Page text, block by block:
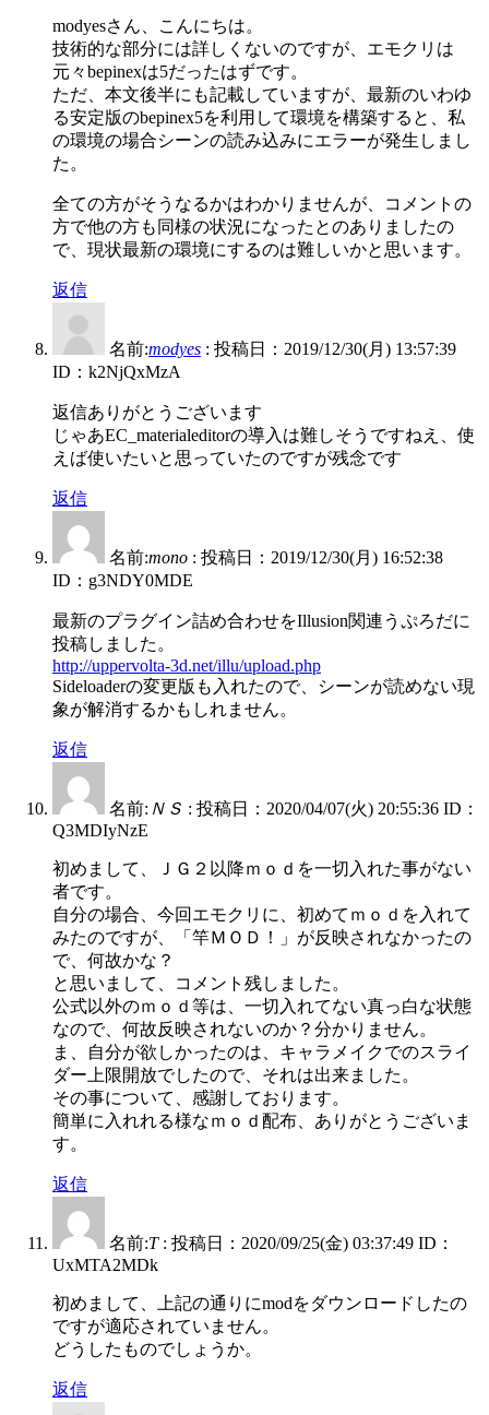
modyesさん、こんにちは。
技術的な部分には詳しくないのですが、エモクリは
元々bepinexは5だったはずです。
ただ、本文後半にも記載していますが、最新のいわゆ
る安定版のbepinex5を利用して環境を構築すると、私
の環境の場合シーンの読み込みにエラーが発生しまし
た。
全ての方がそうなるかはわかりませんが、コメントの
方で他の方も同様の状況になったとのありましたの
で、現状最新の環境にするのは難しいかと思います。
返信
名前:modyes : 投稿日：2019/12/30(月) 13:57:39
ID：k2NjQxMzA
返信ありがとうございます
じゃあEC_materialeditorの導入は難しそうですねえ、使
えば使いたいと思っていたのですが残念です
返信
名前:mono : 投稿日：2019/12/30(月) 16:52:38
ID：g3NDY0MDE
最新のプラグイン詰め合わせをIllusion関連うぷろだに
投稿しました。
http://uppervolta-3d.net/illu/upload.php
Sideloaderの変更版も入れたので、シーンが読めない現
象が解消するかもしれません。
返信
名前: ＮＳ : 投稿日：2020/04/07(火) 20:55:36 ID：
Q3MDIyNzE
初めまして、ＪＧ２以降ｍｏｄを一切入れた事がない
者です。
自分の場合、今回エモクリに、初めてｍｏｄを入れて
みたのですが、「竿ＭＯＤ！」が反映されなかったの
で、何故かな？
と思いまして、コメント残しました。
公式以外のｍｏｄ等は、一切入れてない真っ白な状態
なので、何故反映されないのか？分かりません。
ま、自分が欲しかったのは、キャラメイクでのスライ
ダー上限開放でしたので、それは出来ました。
その事について、感謝しております。
簡単に入れれる様なｍｏｄ配布、ありがとうございま
す。
返信
名前:T: 投稿日：2020/09/25(金) 03:37:49 ID：
UxMTA2MDk
初めまして、上記の通りにmodをダウンロードしたの
ですが適応されていません。
どうしたものでしょうか。
返信